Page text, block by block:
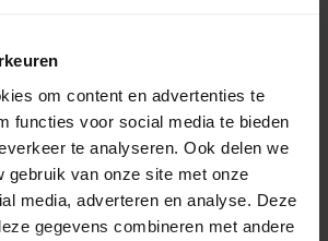
om content en advertenties te
functies voor social media te bieden
te analyseren. Ook delen we
gebruik van onze site met onze
media, adverteren en analyse. Deze
gegevens combineren met andere
wit